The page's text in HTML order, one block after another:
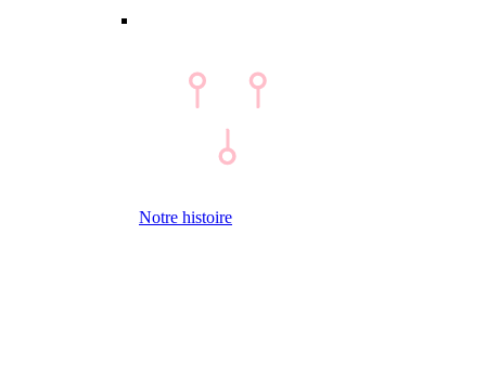
Notre histoire